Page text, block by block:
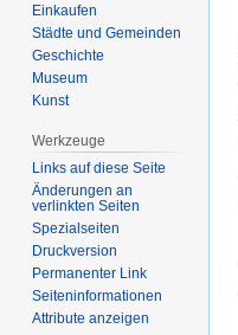
Einkaufen
Städte und Gemeinden
Geschichte
Museum
Kunst
Werkzeuge
Links auf diese Seite
Änderungen an
verlinkten Seiten
Spezialseiten
Druckversion
Permanenter Link
Seiten­­informationen
Attribute anzeigen